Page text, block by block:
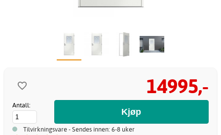
14995,-
Antall:
Tilvirkningsvare - Sendes innen: 6-8 uker